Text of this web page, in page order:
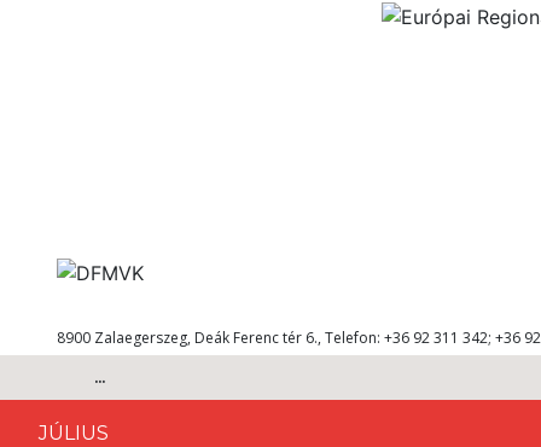
8900 Zalaegerszeg, Deák Ferenc tér 6., Telefon: +36 92 311 342; +36
...
JÚLIUS